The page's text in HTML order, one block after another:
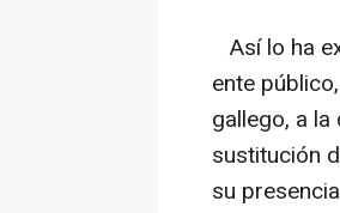
Así lo ha
ente
gallego, a
sustitución
su